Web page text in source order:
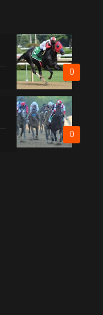
0
0